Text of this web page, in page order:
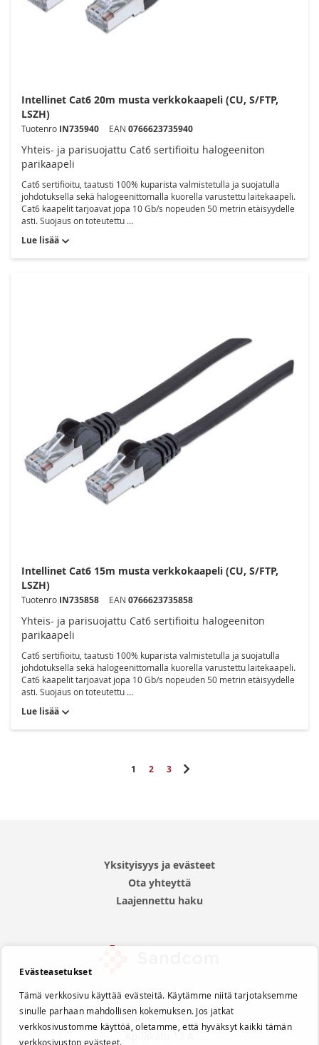
Intellinet Cat6 20m musta verkkokaapeli (CU, S/FTP,
LSZH)
Tuotenro IN735940 EAN 0766623735940
Yhteis- ja parisuojattu Cat6 sertifioitu halogeeniton
parikaapeli
Cat6 sertifioitu, taatusti 100% kuparista valmistetulla ja suojatulla
johdotuksella sekä halogeenittomalla kuorella varustettu laitekaapeli.
Cat6 kaapelit tarjoavat jopa 10 Gb/s nopeuden 50 metrin etäisyydelle
asti. Suojaus on toteutettu ...
Lue lisää
Intellinet Cat6 15m musta verkkokaapeli (CU, S/FTP,
LSZH)
Tuotenro IN735858 EAN 0766623735858
Yhteis- ja parisuojattu Cat6 sertifioitu halogeeniton
parikaapeli
Cat6 sertifioitu, taatusti 100% kuparista valmistetulla ja suojatulla
johdotuksella sekä halogeenittomalla kuorella varustettu laitekaapeli.
Cat6 kaapelit tarjoavat jopa 10 Gb/s nopeuden 50 metrin etäisyydelle
asti. Suojaus on toteutettu ...
Lue lisää
Sivu
Luet tällä hetkellä sivua
1 Sivu
2 Sivu
3
Sandcom Oy
Yksityisyys ja evästeet
Ota yhteyttä
Laajennettu haku
Evästeasetukset
Tämä verkkosivu käyttää evästeitä. Käytämme niitä tarjotaksemme
sinulle parhaan mahdollisen kokemuksen. Jos jatkat
verkkosivustomme käyttöä, oletamme, että hyväksyt kaikki tämän
verkkosivuston evästeet.